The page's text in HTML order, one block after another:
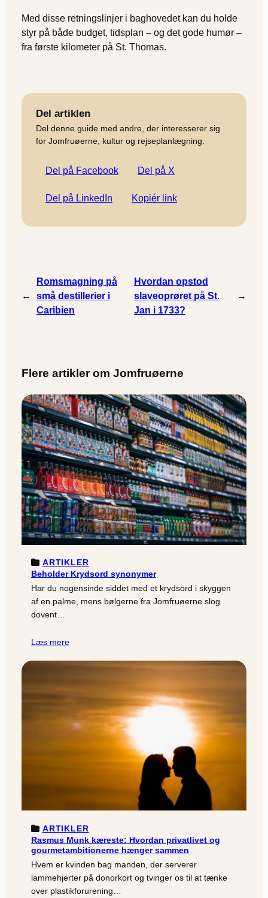
Med disse retningslinjer i baghovedet kan du holde
styr på både budget, tidsplan – og det gode humør –
fra første kilometer på St. Thomas.
Del artiklen
Del denne guide med andre, der interesserer sig
for Jomfruøerne, kultur og rejseplanlægning.
Del på Facebook Del på X
Del på LinkedIn Kopiér link
←
Romsmagning på
små destillerier i
Caribien
Hvordan opstod
slaveoprøret på St.
Jan i 1733?
→
Flere artikler om Jomfruøerne
ARTIKLER
Beholder Krydsord synonymer
Har du nogensinde siddet med et krydsord i skyggen
af en palme, mens bølgerne fra Jomfruøerne slog
dovent…
Læs mere
ARTIKLER
Rasmus Munk kæreste: Hvordan privatlivet og
gourmetambitionerne hænger sammen
Hvem er kvinden bag manden, der serverer
lammehjerter på donorkort og tvinger os til at tænke
over plastikforurening…